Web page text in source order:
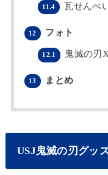
11.4 瓦せんべ
12 フォト
12.1 鬼滅の刃
13 まとめ
USJ鬼滅の刃グッ